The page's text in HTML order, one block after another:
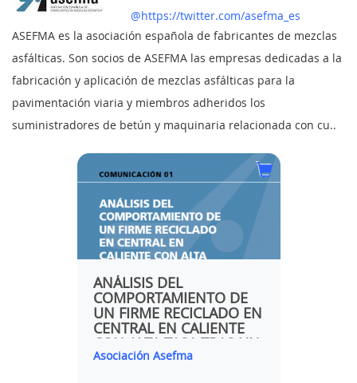
@https://twitter.com/asefma_es
ASEFMA es la asociación española de fabricantes de mezclas
asfálticas. Son socios de ASEFMA las empresas dedicadas a la
fabricación y aplicación de mezclas asfálticas para la
pavimentación viaria y miembros adheridos los
suministradores de betún y maquinaria relacionada con cu..
ANÁLISIS DEL
COMPORTAMIENTO DE
UN FIRME RECICLADO EN
CENTRAL EN CALIENTE
CON ALTA TASA TRAS UN
AÑO EN SERVICIO.
Asociación Asefma